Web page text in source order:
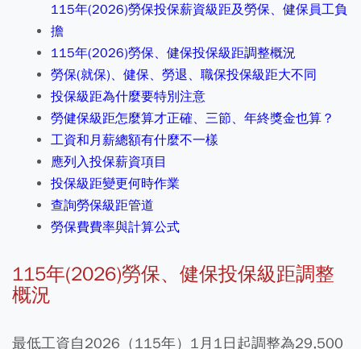
115年(2026)勞保投保薪資級距及勞保、健保員工負
擔
115年(2026)勞保、健保投保級距調整概況
勞保(就保)、健保、勞退、職保投保級距大不同
投保級距為什麼要特別注意
勞健保級距怎麼算才正確、三節、年終獎金也算？
工資和月薪總額有什麼不一樣
應列入投保薪資項目
投保級距變更何時作業
查詢勞保級距管道
勞保費費率與計算公式
115年(2026)勞保、健保投保級距調整
概況
最低工資自2026（115年）1月1日起調整為29,500